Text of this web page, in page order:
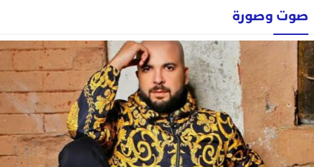
صوت وصورة